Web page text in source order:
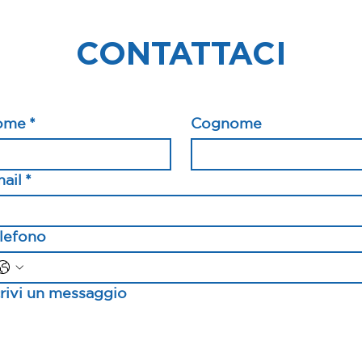
CONTATTACI
* Cognome
*
un messaggio